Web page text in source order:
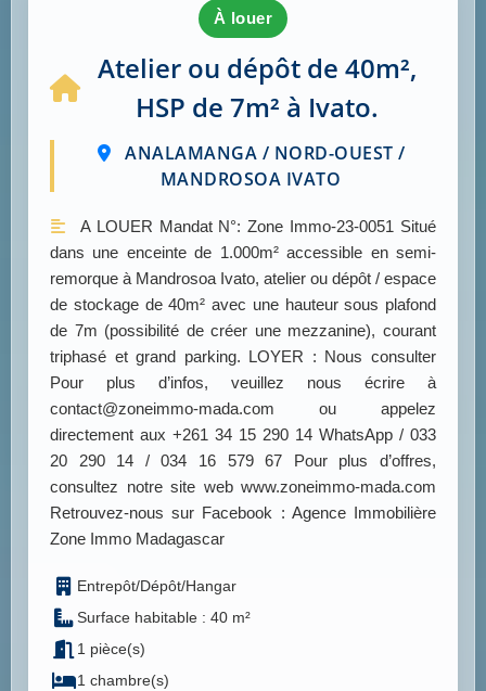
à louer
Atelier ou dépôt de 40m²,
HSP de 7m² à Ivato.
ANALAMANGA / NORD-OUEST /
MANDROSOA IVATO
A LOUER Mandat N°: Zone Immo-23-0051 Situé
dans une enceinte de 1.000m² accessible en semi-
remorque à Mandrosoa Ivato, atelier ou dépôt / espace
de stockage de 40m² avec une hauteur sous plafond
de 7m (possibilité de créer une mezzanine), courant
triphasé et grand parking. LOYER : Nous consulter
Pour plus d’infos, veuillez nous écrire à
contact@zoneimmo-mada.com ou appelez
directement aux +261 34 15 290 14 WhatsApp / 033
20 290 14 / 034 16 579 67 Pour plus d’offres,
consultez notre site web www.zoneimmo-mada.com
Retrouvez-nous sur Facebook : Agence Immobilière
Zone Immo Madagascar
Entrepôt/Dépôt/Hangar
Surface habitable : 40 m²
1 pièce(s)
1 chambre(s)